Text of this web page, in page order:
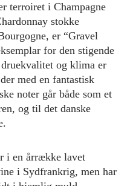
terroiret i Champagne
stokke
er “Gravel
for den stigende
og klima er
med en fantastisk
noter går både som et
og til det danske
i en årrække lavet
i Sydfrankrig, men har